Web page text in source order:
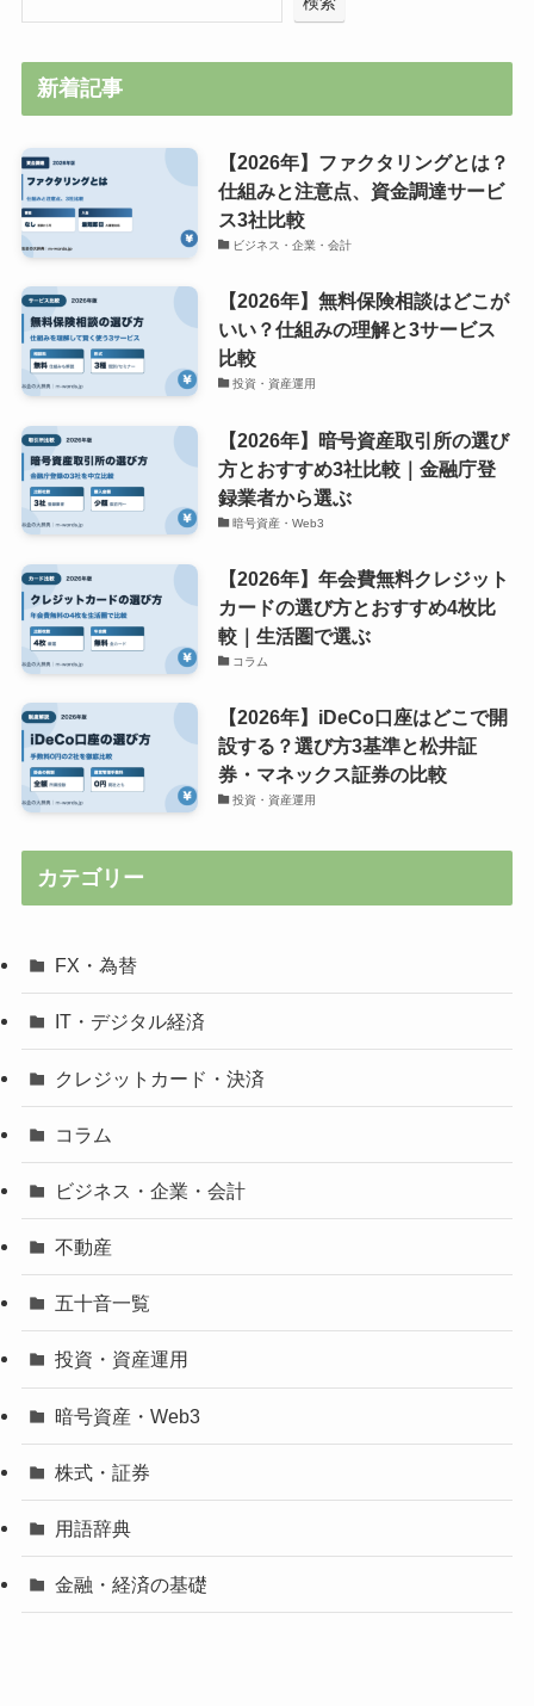
新着記事
【2026年】ファクタリングとは？
仕組みと注意点、資金調達サービ
ス3社比較
ビジネス・企業・会計
【2026年】無料保険相談はどこが
いい？仕組みの理解と3サービス
比較
投資・資産運用
【2026年】暗号資産取引所の選び
方とおすすめ3社比較｜金融庁登
録業者から選ぶ
暗号資産・Web3
【2026年】年会費無料クレジット
カードの選び方とおすすめ4枚比
較｜生活圏で選ぶ
コラム
【2026年】iDeCo口座はどこで開
設する？選び方3基準と松井証
券・マネックス証券の比較
投資・資産運用
カテゴリー
FX・為替
IT・デジタル経済
クレジットカード・決済
コラム
ビジネス・企業・会計
不動産
五十音一覧
投資・資産運用
暗号資産・Web3
株式・証券
用語辞典
金融・経済の基礎